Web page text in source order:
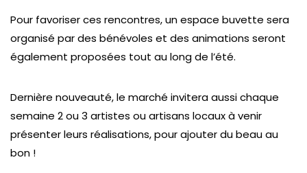
Pour favoriser ces rencontres, un espace buvette sera
organisé par des bénévoles et des animations seront
également proposées tout au long de l’été.
Dernière nouveauté, le marché invitera aussi chaque
semaine 2 ou 3 artistes ou artisans locaux à venir
présenter leurs réalisations, pour ajouter du beau au
bon !